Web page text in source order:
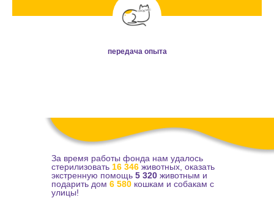
передача опыта
За время работы фонда нам удалось
стерилизовать 16 346 животных, оказать
экстренную помощь 5 320 животным и
подарить дом 6 580 кошкам и собакам с
улицы!